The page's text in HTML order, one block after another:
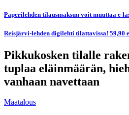
Paperilehden tilausmaksun voit muuttaa e-
Reisjärvi-lehden digilehti tilattavissa! 59,90
Pikkukosken tilalle
tuplaa eläinmäärän,
vanhaan navettaan
Maatalous